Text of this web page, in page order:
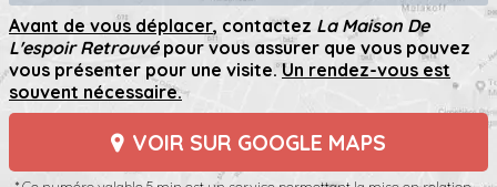
Avant de vous déplacer, contactez La Maison De
L'espoir Retrouvépour vous assurer que vous pouvez
vous présenter pour une visite.Un rendez-vous est
souvent nécessaire.
VOIR SUR GOOGLE MAPS